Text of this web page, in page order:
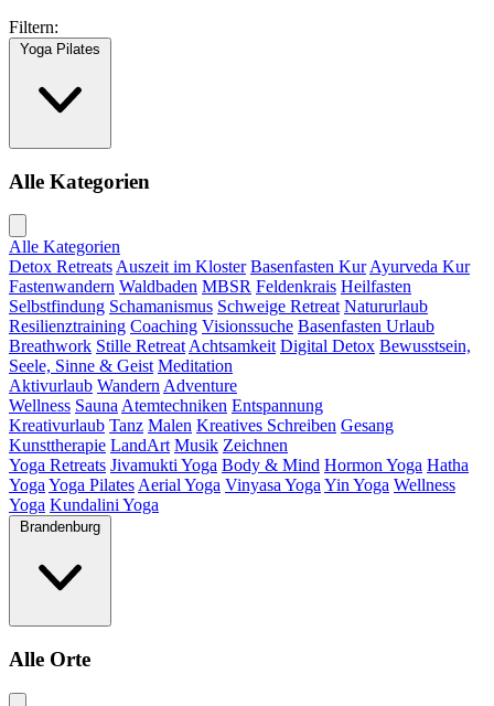
Filtern:
Yoga Pilates
Alle Kategorien
Alle Kategorien
Detox Retreats Auszeit im Kloster Basenfasten Kur Ayurveda Kur
Fastenwandern Waldbaden MBSR Feldenkrais Heilfasten
Selbstfindung Schamanismus Schweige Retreat Natururlaub
Resilienztraining Coaching Visionssuche Basenfasten Urlaub
Breathwork Stille Retreat Achtsamkeit Digital Detox Bewusstsein,
Seele, Sinne & Geist Meditation
Aktivurlaub Wandern Adventure
Wellness Sauna Atemtechniken Entspannung
Kreativurlaub Tanz Malen Kreatives Schreiben Gesang
Kunsttherapie LandArt Musik Zeichnen
Yoga Retreats Jivamukti Yoga Body & Mind Hormon Yoga Hatha
Yoga Yoga Pilates Aerial Yoga Vinyasa Yoga Yin Yoga Wellness
Yoga Kundalini Yoga
Brandenburg
Alle Orte